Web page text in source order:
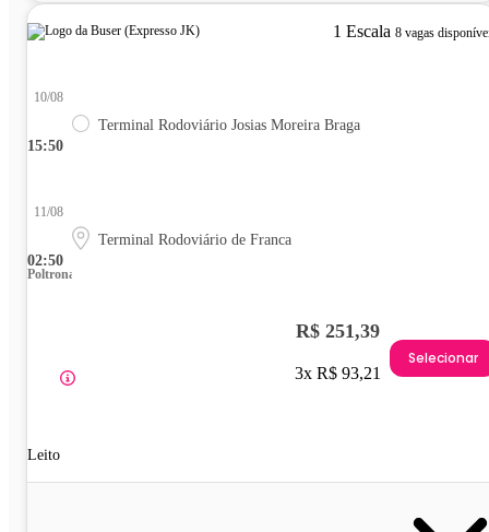
1 Escala 8 vagas
15:50
10/08
Terminal Rodoviário Josias Moreira Braga
02:50
11/08
Terminal Rodoviário de Franca
Poltrona
Leito
R$ 251,39
3x R$ 93,21
Selecionar